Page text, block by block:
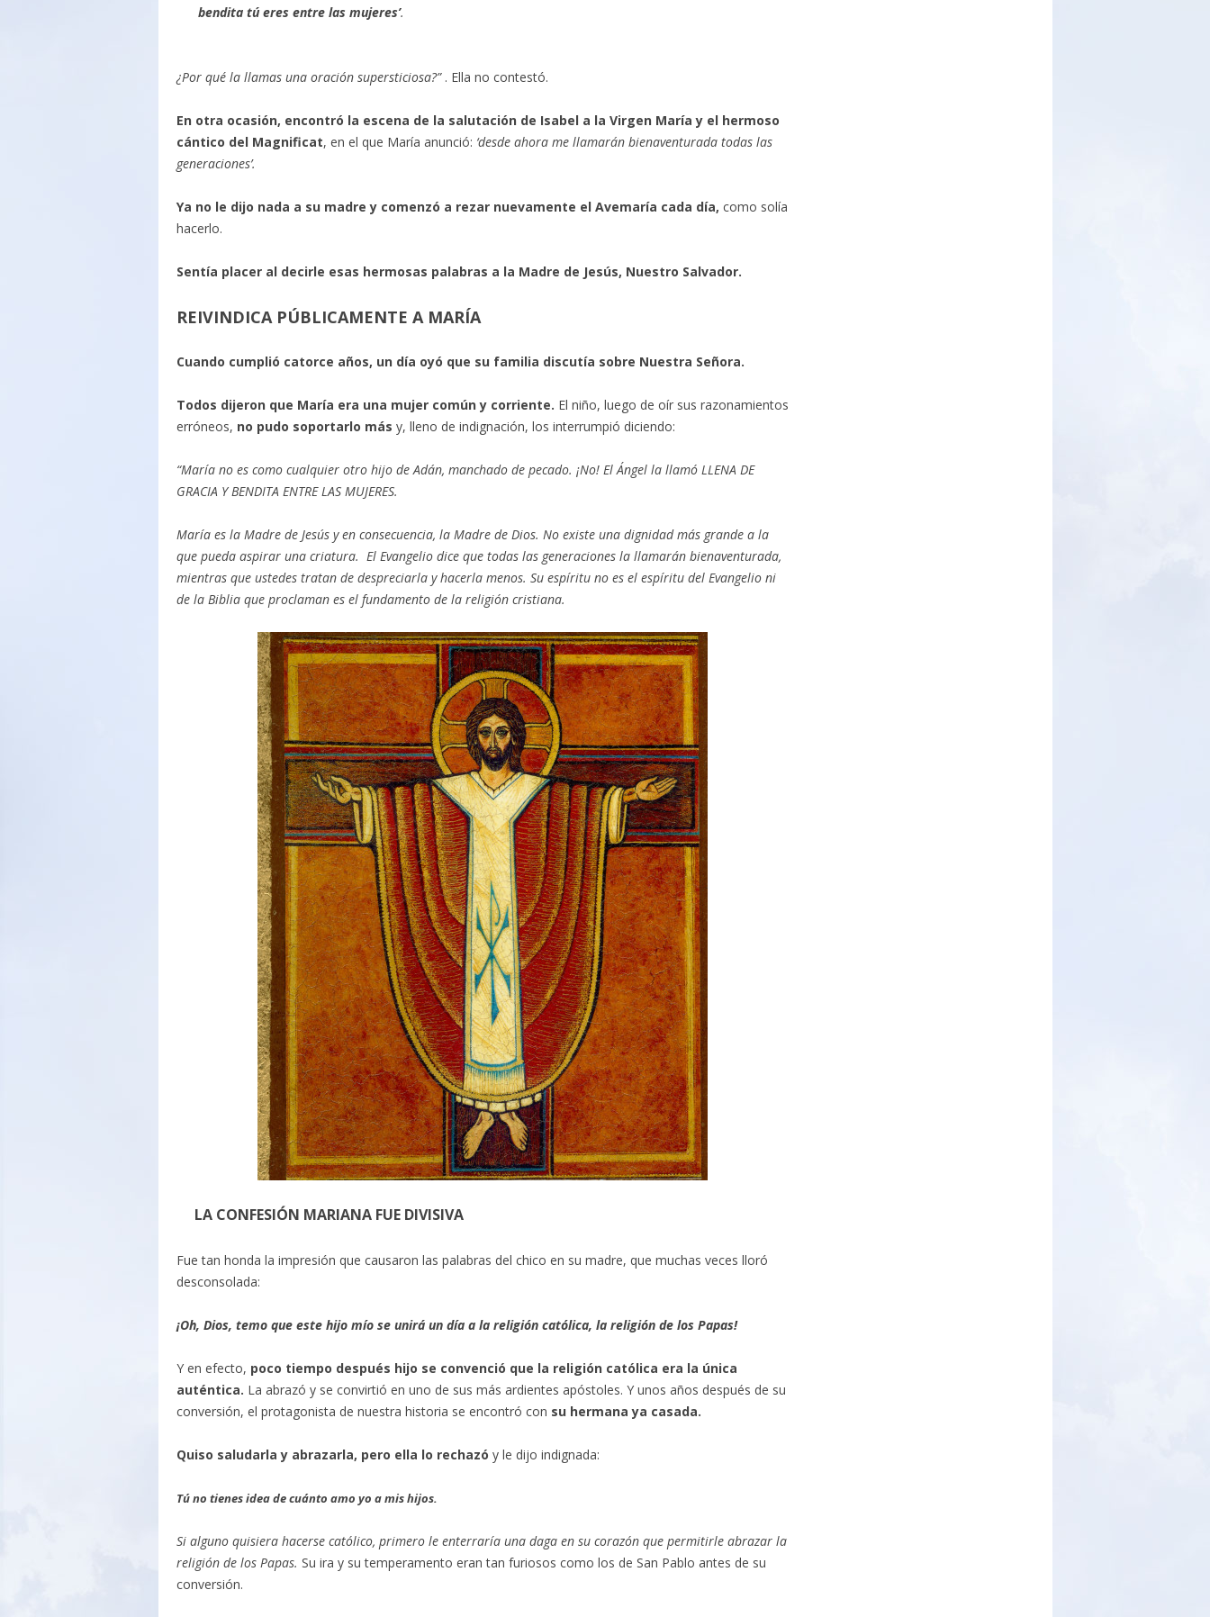
bendita tú eres entre las mujeres’.
‍¿Por qué la llamas una oración supersticiosa?”. Ella no contestó.
En otra ocasión, encontró la escena de la salutación de Isabel a la Virgen María y el hermoso
cántico del Magnificat, en el que María anunció: ‘desde ahora me llamarán bienaventurada todas las
generaciones’.
Ya no le dijo nada a su madre y comenzó a rezar nuevamente el Avemaría cada día, como solía
hacerlo.
Sentía placer al decirle esas hermosas palabras a la Madre de Jesús, Nuestro Salvador.
REIVINDICA PÚBLICAMENTE A MARÍA
Cuando cumplió catorce años, un día oyó que su familia discutía sobre Nuestra Señora.
Todos dijeron que María era una mujer común y corriente. El niño, luego de oír sus razonamientos
erróneos, no pudo soportarlo más y, lleno de indignación, los interrumpió diciendo:
“María no es como cualquier otro hijo de Adán, manchado de pecado. ¡No! El Ángel la llamó LLENA DE
GRACIA Y BENDITA ENTRE LAS MUJERES.
María es la Madre de Jesús y en consecuencia, la Madre de Dios. No existe una dignidad más grande a la
que pueda aspirar una criatura. El Evangelio dice que todas las generaciones la llamarán bienaventurada,
mientras que ustedes tratan de despreciarla y hacerla menos. Su espíritu no es el espíritu del Evangelio ni
de la Biblia que proclaman es el fundamento de la religión cristiana.
LA CONFESIÓN MARIANA FUE DIVISIVA
Fue tan honda la impresión que causaron las palabras del chico en su madre, que muchas veces lloró
desconsolada:
¡Oh, Dios, temo que este hijo mío se unirá un día a la religión católica, la religión de los Papas!
Y en efecto, poco tiempo después hijo se convenció que la religión católica era la única
auténtica. La abrazó y se convirtió en uno de sus más ardientes apóstoles. Y unos años después de su
conversión, el protagonista de nuestra historia se encontró con su hermana ya casada.
Quiso saludarla y abrazarla, pero ella lo rechazó y le dijo indignada:
Tú no tienes idea de cuánto amo yo a mis hijos.
Si alguno quisiera hacerse católico, primero le enterraría una daga en su corazón que permitirle abrazar la
religión de los Papas. Su ira y su temperamento eran tan furiosos como los de San Pablo antes de su
conversión.